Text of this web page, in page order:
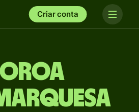
Criar conta